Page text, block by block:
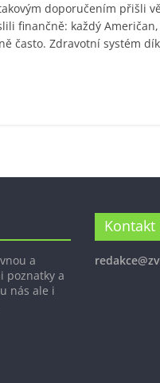
doporučením přišli
finančně: každý
často. Zdravotní systém
a
poznatky a
nás ale i
Kontakt